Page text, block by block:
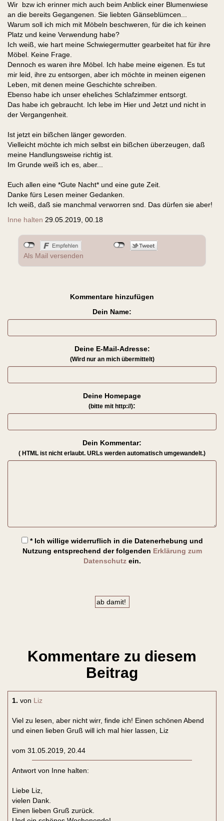
Wir bzw ich erinner mich auch beim Anblick einer Blumenwiese
an die bereits Gegangenen. Sie liebten Gänseblümcen...
Warum soll ich mich mit Möbeln beschweren, für die ich keinen
Platz und keine Verwendung habe?
Ich weiß, wie hart meine Schwiegermutter gearbeitet hat für ihre
Möbel. Keine Frage.
Dennoch es waren ihre Möbel. Ich habe meine eigenen. Es tut
mir leid, ihre zu entsorgen, aber ich möchte in meinen eigenen
Leben, mit denen meine Geschichte schreiben.
Ebenso habe ich unser eheliches Schlafzimmer entsorgt.
Das habe ich gebraucht. Ich lebe im Hier und Jetzt und nicht in
der Vergangenheit.
Ist jetzt ein bißchen länger geworden.
Vielleicht möchte ich mich selbst ein bißchen überzeugen, daß
meine Handlungsweise richtig ist.
Im Grunde weiß ich es, aber...
Euch allen eine *Gute Nacht* und eine gute Zeit.
Danke fürs Lesen meiner Gedanken.
Ich weiß, daß sie manchmal verworren snd. Das dürfen sie aber!
Inne halten 29.05.2019, 00.18
Als Mail versenden
Kommentare hinzufügen
Dein Name:
Deine E-Mail-Adresse:
(Wird nur an mich übermittelt)
Deine Homepage
(bitte mit http://):
Dein Kommentar:
( HTML ist nicht erlaubt. URLs werden automatisch umgewandelt.)
* Ich willige widerruflich in die Datenerhebung und
Nutzung entsprechend der folgenden Erklärung zum
Datenschutzein.
Kommentare zu diesem
Beitrag
1. von Liz
Viel zu lesen, aber nicht wirr, finde ich! Einen schönen Abend
und einen lieben Gruß will ich mal hier lassen, Liz
vom 31.05.2019, 20.44
Antwort von Inne halten:
Liebe Liz,
vielen Dank.
Einen lieben Gruß zurück.